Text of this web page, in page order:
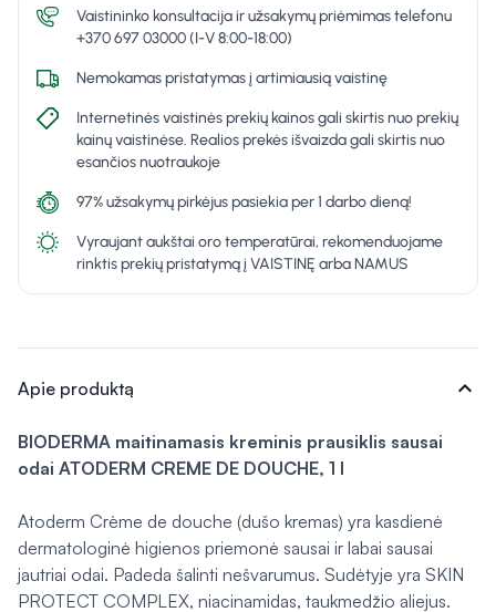
Vaistininko konsultacija ir užsakymų priėmimas telefonu
+370 697 03000 (I-V 8:00-18:00)
Nemokamas pristatymas į artimiausią vaistinę
Internetinės vaistinės prekių kainos gali skirtis nuo prekių
kainų vaistinėse. Realios prekės išvaizda gali skirtis nuo
esančios nuotraukoje
97% užsakymų pirkėjus pasiekia per 1 darbo dieną!
Vyraujant aukštai oro temperatūrai, rekomenduojame
rinktis prekių pristatymą į VAISTINĘ arba NAMUS
Apie produktą expand_more
BIODERMA maitinamasis kreminis prausiklis sausai
odai ATODERM CREME DE DOUCHE, 1 l
Atoderm Crème de douche (dušo kremas) yra kasdienė
dermatologinė higienos priemonė sausai ir labai sausai
jautriai odai. Padeda šalinti nešvarumus. Sudėtyje yra SKIN
PROTECT COMPLEX, niacinamidas, taukmedžio aliejus.